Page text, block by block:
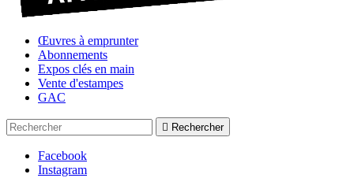
Œuvres à emprunter
Abonnements
Expos clés en main
Vente d'estampes
GAC
 Rechercher
Facebook
Instagram